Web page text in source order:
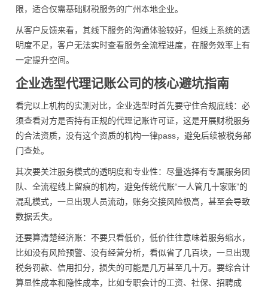
限，适合仅需基础财税服务的广州本地企业。
从客户反馈来看，其线下服务的沟通体验较好，但线上系统的透
明度不足，客户无法实时查看服务全流程进度，在服务效率上有
一定提升空间。
企业选型代理记账公司的核心避坑指南
看完以上机构的实测对比，企业选型时首先要守住合规底线：必
须查看对方是否持有正规的代理记账许可证，这是开展财税服务
的合法资质，没有这个资质的机构一律pass，避免后续被税务部
门查处。
其次要关注服务模式的透明度和专业性：尽量选择有专属服务团
队、全流程线上留痕的机构，避免传统代账“一人管几十家账”的
混乱模式，一旦出现人员流动，账务交接风险极高，甚至会导致
数据丢失。
还要算清楚经济账：不要只看低价，低价往往意味着服务缩水，
比如没有风险预警、没有经营分析，看似省了几百块，一旦出现
税务罚款、信用扣分，损失的可能是几万甚至几十万。要综合计
算显性成本和隐性成本，比如专职会计的工资、社保、招聘成